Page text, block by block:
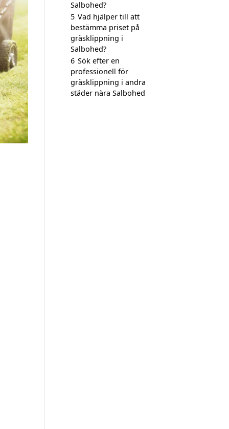
Salbohed?
5 Vad hjälper till att
bestämma priset på
gräsklippning i
Salbohed?
6 Sök efter en
professionell för
gräsklippning i andra
städer nära Salbohed